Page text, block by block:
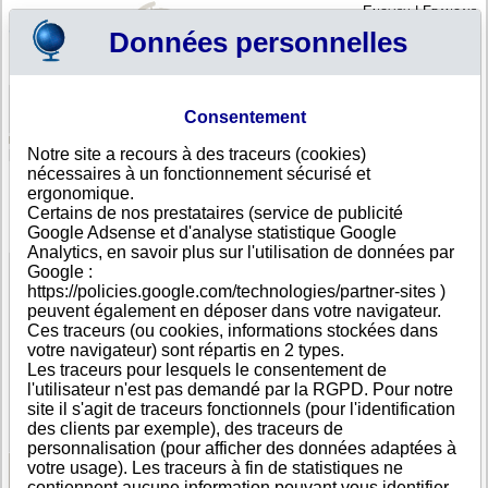
English|Français
Votre panier est vide
Sao Tomé-Principe >Toutes villes >Sao Tome
MANTERO AGRICULTURA COMERCIO
INTERNACIONAL S A, Sao Tome
FICHE ENTREPRISE
Dénomination
INTERNACIONAL S A
Adresse
Bela Vista
Ville
Sao Tome
Pays
Sao Tomé-Principe
Type
d'adresse
Adresse unique
Téléphone
+239 22----
DUNS®
Number
53-------
Données personnelles
Consentement
Notre site a recours à des traceurs (cookies)
nécessaires à un fonctionnement sécurisé et
ergonomique.
Certains de nos prestataires (service de publicité
Google Adsense et d'analyse statistique Google
Analytics, en savoir plus sur l'utilisation de données par
Google :
https://policies.google.com/technologies/partner-sites )
peuvent également en déposer dans votre navigateur.
Ces traceurs (ou cookies, informations stockées dans
votre navigateur) sont répartis en 2 types.
Les traceurs pour lesquels le consentement de
l'utilisateur n'est pas demandé par la RGPD. Pour notre
site il s'agit de traceurs fonctionnels (pour l'identification
des clients par exemple), des traceurs de
personnalisation (pour afficher des données adaptées à
votre usage). Les traceurs à fin de statistiques ne